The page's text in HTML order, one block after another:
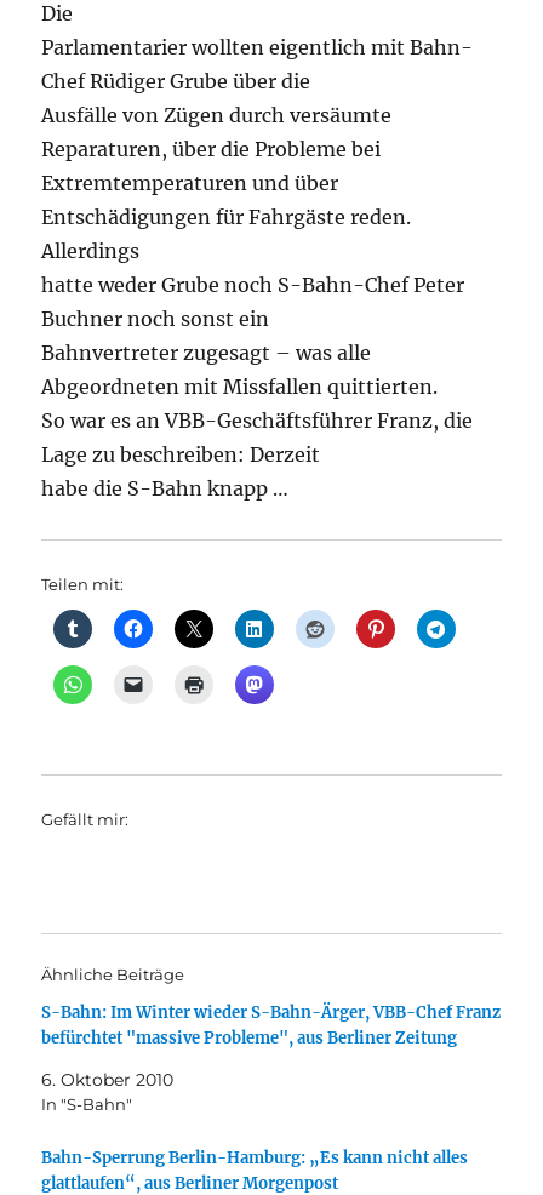
Die
Parlamentarier wollten eigentlich mit Bahn-
Chef Rüdiger Grube über die
Ausfälle von Zügen durch versäumte
Reparaturen, über die Probleme bei
Extremtemperaturen und über
Entschädigungen für Fahrgäste reden.
Allerdings
hatte weder Grube noch S-Bahn-Chef Peter
Buchner noch sonst ein
Bahnvertreter zugesagt – was alle
Abgeordneten mit Missfallen quittierten.
So war es an VBB-Geschäftsführer Franz, die
Lage zu beschreiben: Derzeit
habe die S-Bahn knapp …
Teilen mit:
Gefällt mir:
Ähnliche Beiträge
S-Bahn: Im Winter wieder S-Bahn-Ärger, VBB-Chef Franz
befürchtet "massive Probleme", aus Berliner Zeitung
6. Oktober 2010
In "S-Bahn"
Bahn-Sperrung Berlin-Hamburg: „Es kann nicht alles
glattlaufen“, aus Berliner Morgenpost